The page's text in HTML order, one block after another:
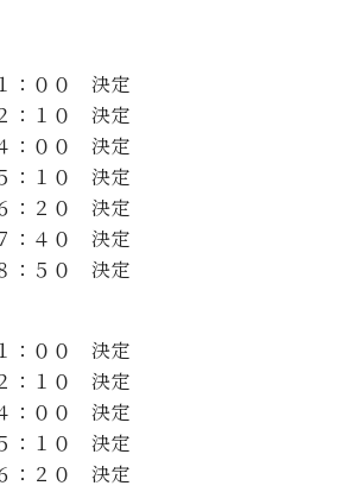
：００ 決定
：１０ 決定
：００ 決定
：１０ 決定
：２０ 決定
：４０ 決定
：５０ 決定
：００ 決定
：１０ 決定
：００ 決定
：１０ 決定
：２０ 決定